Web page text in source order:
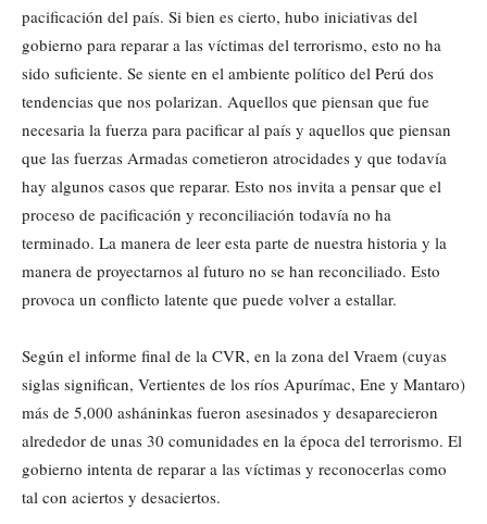
pacificación del país. Si bien es cierto, hubo iniciativas del
gobierno para reparar a las víctimas del terrorismo, esto no ha
sido suficiente. Se siente en el ambiente político del Perú dos
tendencias que nos polarizan. Aquellos que piensan que fue
necesaria la fuerza para pacificar al país y aquellos que piensan
que las fuerzas Armadas cometieron atrocidades y que todavía
hay algunos casos que reparar. Esto nos invita a pensar que el
proceso de pacificación y reconciliación todavía no ha
terminado. La manera de leer esta parte de nuestra historia y la
manera de proyectarnos al futuro no se han reconciliado. Esto
provoca un conflicto latente que puede volver a estallar.
Según el informe final de la CVR, en la zona del Vraem (cuyas
siglas significan, Vertientes de los ríos Apurímac, Ene y Mantaro)
más de 5,000 asháninkas fueron asesinados y desaparecieron
alrededor de unas 30 comunidades en la época del terrorismo. El
gobierno intenta de reparar a las víctimas y reconocerlas como
tal con aciertos y desaciertos.